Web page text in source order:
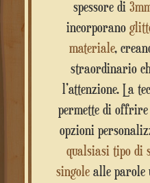
spessore di
incorporano
materiale,
straordinario
l’attenzione. La
permette di
opzioni
qualsiasi tipo di
singole alle parole